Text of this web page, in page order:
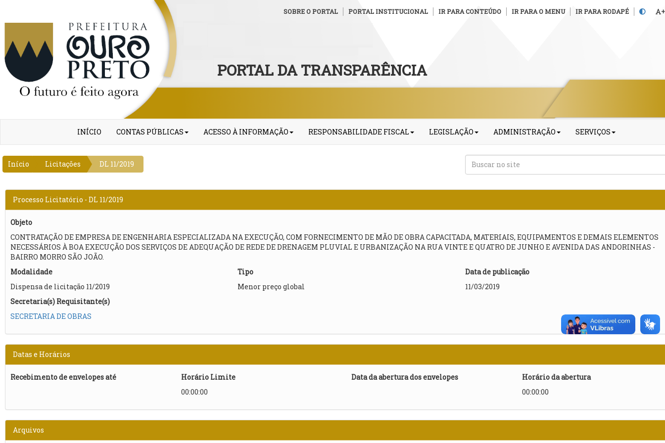
SOBRE O PORTAL PORTAL INSTITUCIONAL IR PARA CONTEÚDO IR PARA O MENU IR PARA RODAPÉ +
PORTAL DA TRANSPARÊNCIA
INÍCIO CONTAS PÚBLICAS ACESSO À INFORMAÇÃO RESPONSABILIDADE FISCAL LEGISLAÇÃO ADMINISTRAÇÃO SERVIÇOS
Início Licitações DL 11/2019
Processo Licitatório - DL 11/2019
Objeto
CONTRATAÇÃO DE EMPRESA DE ENGENHARIA ESPECIALIZADA NA EXECUÇÃO, COM FORNECIMENTO DE MÃO DE OBRA CAPACITADA, MATERIAIS, EQUIPAMENTOS E DEMAIS ELEMENTOS
NECESSÁRIOS À BOA EXECUÇÃO DOS SERVIÇOS DE ADEQUAÇÃO DE REDE DE DRENAGEM PLUVIAL E URBANIZAÇÃO NA RUA VINTE E QUATRO DE JUNHO E AVENIDA DAS ANDORINHAS -
BAIRRO MORRO SÃO JOÃO.
Modalidade
Dispensa de licitação 11/2019
Tipo
Menor preço global
Data de publicação
11/03/2019
Secretaria(s) Requisitante(s)
SECRETARIA DE OBRAS
Datas e Horários
Recebimento de envelopes até
Horário Limite
00:00:00
Data da abertura dos envelopes
Horário da abertura
00:00:00
Arquivos